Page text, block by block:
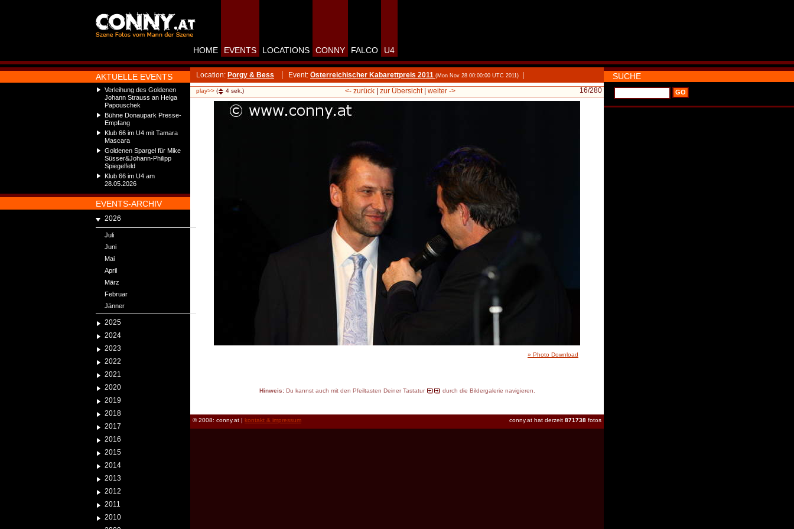
AKTUELLE EVENTS
Verleihung des Goldenen
Johann Strauss an Helga
Papouschek
Bühne Donaupark Presse-
Empfang
Klub 66 im U4 mit Tamara
Mascara
Goldenen Spargel für Mike
Süsser&Johann-Philipp
Spiegelfeld
Klub 66 im U4 am
28.05.2026
EVENTS-ARCHIV
2026
Juli
Juni
Mai
April
März
Februar
Jänner
2025
2024
2023
2022
2021
2020
2019
2018
2017
2016
2015
2014
2013
2012
2011
2010
HOME EVENTS LOCATIONS CONNY FALCO U4
Location: Porgy & Bess Event: Österreichischer Kabarettpreis 2011 (Mon Nov 28 00:00:00 UTC 2011)
play>> ( 4 sek.) 16/280
<- zurück| zur Übersicht| weiter ->
» Photo Download
Hinweis:Du kannst auch mit den Pfeiltasten Deiner Tastatur durch die Bildergalerie navigieren.
conny.at hat derzeit 871738 fotos
© 2008: conny.at | kontakt & impressum
SUCHE